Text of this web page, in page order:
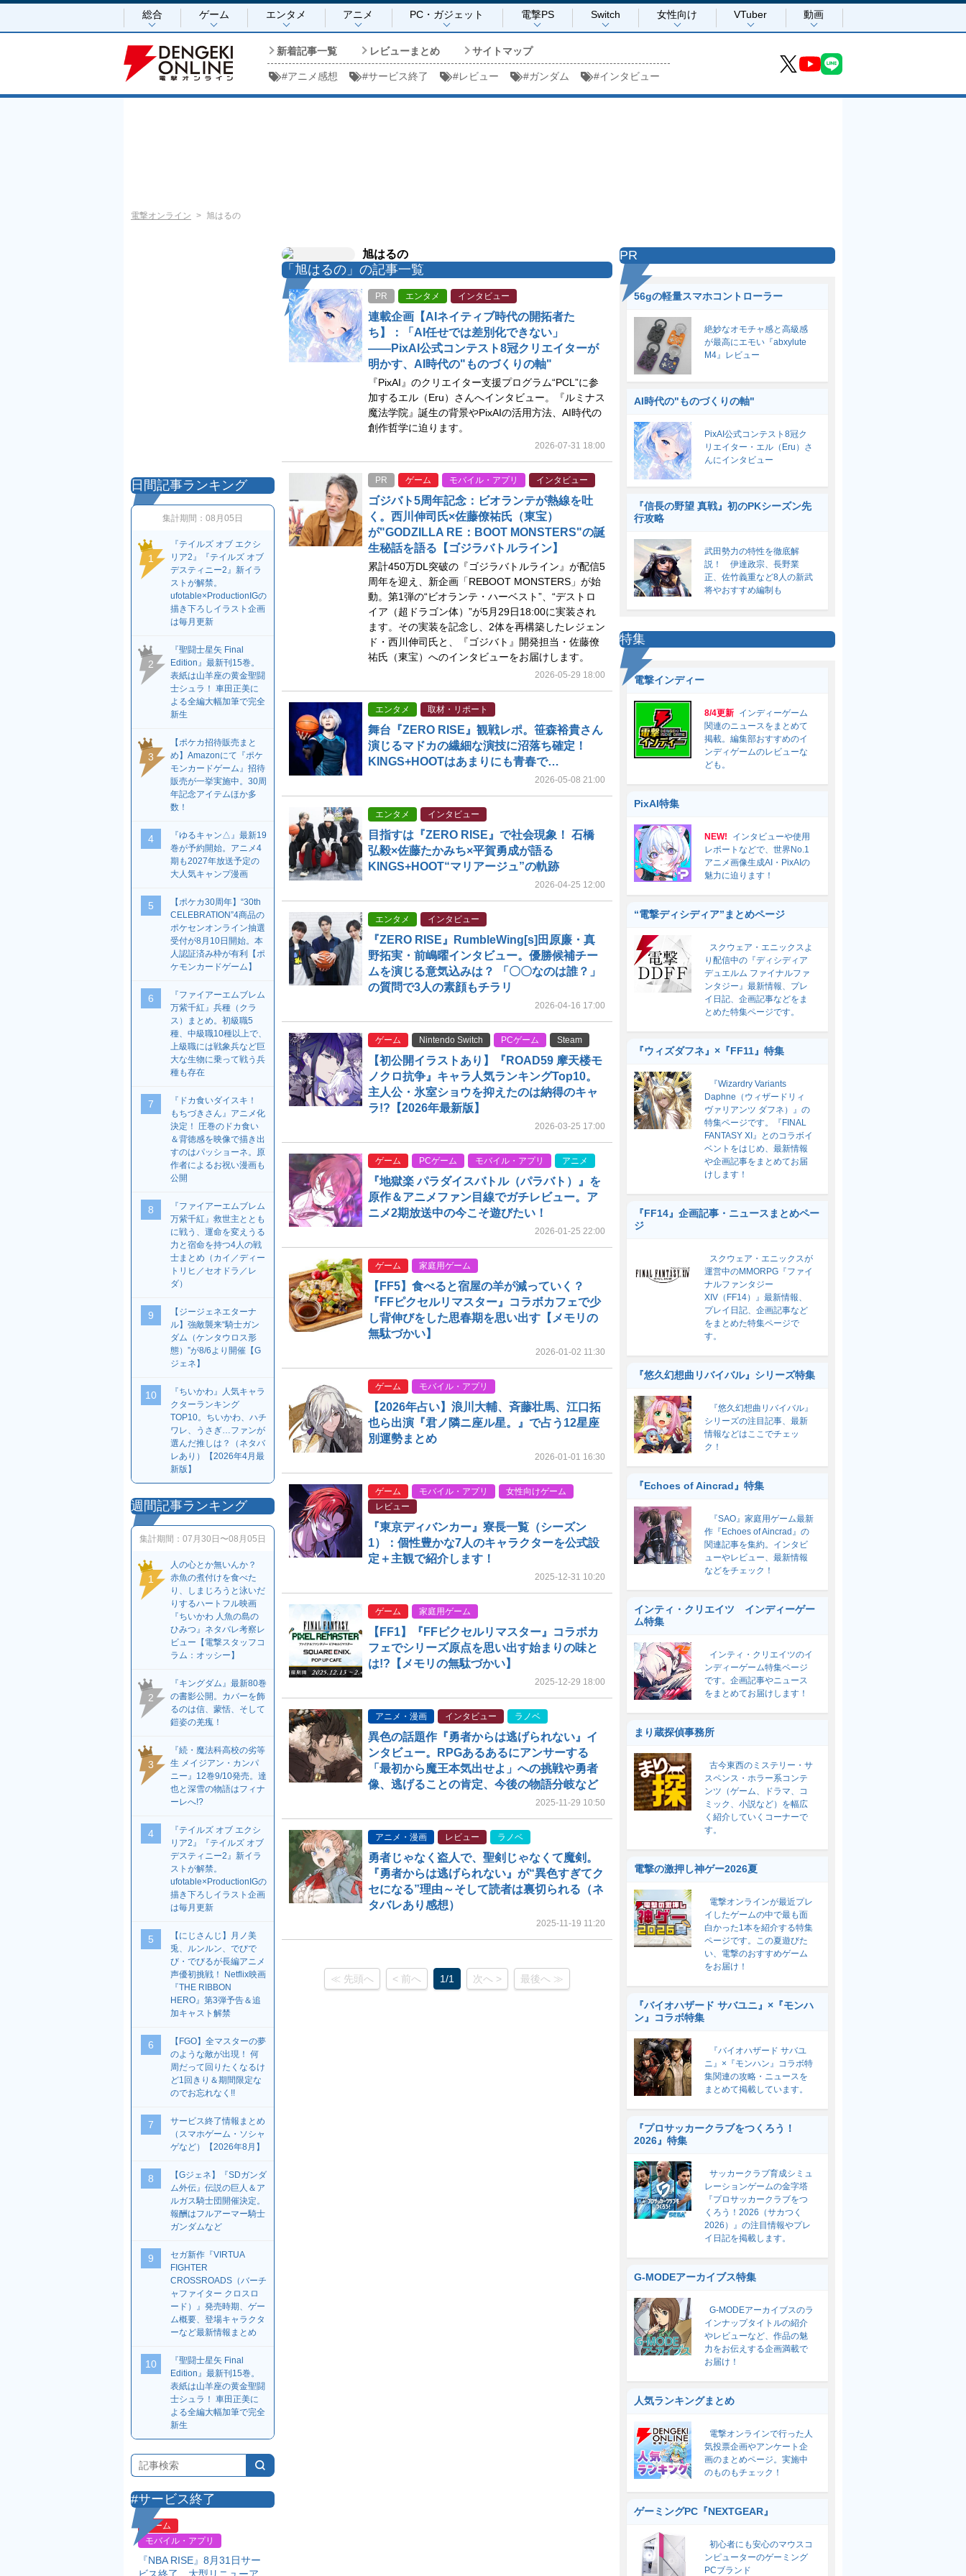
総合 ゲーム エンタメ アニメ PC・ガジェット 電撃PS Switch 女性向け VTuber 動画
新着記事一覧 レビューまとめ サイトマップ
#アニメ感想 #サービス終了 #レビュー #ガンダム #インタビュー
電撃オンライン 旭はるの
旭はるの
「旭はるの」の記事一覧
PR エンタメ インタビュー
連載企画【AIネイティブ時代の開拓者た
ち】：「AI任せでは差別化できない」
――PixAI公式コンテスト8冠クリエイターが
明かす、AI時代の"ものづくりの軸"
『PixAI』のクリエイター支援プログラム“PCL”に参
加するエル（Eru）さんへインタビュー。『ルミナス
魔法学院』誕生の背景やPixAIの活用方法、AI時代の
創作哲学に迫ります。
2026-07-31 18:00
PR ゲーム モバイル・アプリ インタビュー
ゴジバト5周年記念：ビオランテが熱線を吐
く。西川伸司氏×佐藤僚祐氏（東宝）
が"GODZILLA RE：BOOT MONSTERS"の誕
生秘話を語る【ゴジラバトルライン】
累計450万DL突破の『ゴジラバトルライン』が配信5
周年を迎え、新企画「REBOOT MONSTERS」が始
動。第1弾の“ビオランテ・ハーベスト”、“デストロ
イア（超ドラゴン体）”が5月29日18:00に実装され
ます。その実装を記念し、2体を再構築したレジェン
ド・西川伸司氏と、『ゴジバト』開発担当・佐藤僚
祐氏（東宝）へのインタビューをお届けします。
2026-05-29 18:00
エンタメ 取材・リポート
舞台『ZERO RISE』観戦レポ。笹森裕貴さん
演じるマドカの繊細な演技に沼落ち確定！
KINGS+HOOTはあまりにも青春で…
2026-05-08 21:00
エンタメ インタビュー
目指すは『ZERO RISE』で社会現象！ 石橋
弘毅×佐藤たかみち×平賀勇成が語る
KINGS+HOOT“マリアージュ”の軌跡
2026-04-25 12:00
エンタメ インタビュー
『ZERO RISE』RumbleWing[s]田原廉・真
野拓実・前嶋曜インタビュー。優勝候補チー
ムを演じる意気込みは？ 「〇〇なのは誰？」
の質問で3人の素顔もチラリ
2026-04-16 17:00
ゲーム Nintendo Switch PCゲーム Steam
【初公開イラストあり】『ROAD59 摩天楼モ
ノクロ抗争』キャラ人気ランキングTop10。
主人公・氷室ショウを抑えたのは納得のキャ
ラ!?【2026年最新版】
2026-03-25 17:00
ゲーム PCゲーム モバイル・アプリ アニメ
『地獄楽 パラダイスバトル（パラバト）』を
原作＆アニメファン目線でガチレビュー。ア
ニメ2期放送中の今こそ遊びたい！
2026-01-25 22:00
ゲーム 家庭用ゲーム
【FF5】食べると宿屋の羊が減っていく？
『FFピクセルリマスター』コラボカフェで少
し背伸びをした思春期を思い出す【メモリの
無駄づかい】
2026-01-02 11:30
ゲーム モバイル・アプリ
【2026年占い】浪川大輔、斉藤壮馬、江口拓
也ら出演『君ノ隣ニ座ル星。』で占う12星座
別運勢まとめ
2026-01-01 16:30
ゲーム モバイル・アプリ
女性向けゲーム
レビュー
『東京ディバンカー』寮長一覧（シーズン
1）：個性豊かな7人のキャラクターを公式設
定＋主観で紹介します！
2025-12-31 10:20
ゲーム 家庭用ゲーム
【FF1】『FFピクセルリマスター』コラボカ
フェでシリーズ原点を思い出す始まりの味と
は!?【メモリの無駄づかい】
2025-12-29 18:00
アニメ・漫画 インタビュー ラノベ
異色の話題作『勇者からは逃げられない』イ
ンタビュー。RPGあるあるにアンサーする
「最初から魔王本気出せよ」への挑戦や勇者
像、逃げることの肯定、今後の物語分岐など
2025-11-29 10:50
アニメ・漫画 レビュー ラノベ
勇者じゃなく盗人で、聖剣じゃなくて魔剣。
『勇者からは逃げられない』が“異色すぎてク
セになる”理由～そして読者は裏切られる（ネ
タバレあり感想）
2025-11-19 11:20
≪ 先頭へ < 前へ 1/1 次へ > 最後へ ≫
日間記事ランキング
集計期間： 08月05日
1
『テイルズ オブ エクシ
リア2』『テイルズ オブ
デスティニー2』新イラ
ストが解禁。
ufotable×ProductionIGの
描き下ろしイラスト企画
は毎月更新
2
『聖闘士星矢 Final
Edition』最新刊15巻。
表紙は山羊座の黄金聖闘
士シュラ！ 車田正美に
よる全編大幅加筆で完全
新生
3
【ポケカ招待販売まと
め】Amazonにて『ポケ
モンカードゲーム』招待
販売が一挙実施中。30周
年記念アイテムほか多
数！
4
『ゆるキャン△』最新19
巻が予約開始。アニメ4
期も2027年放送予定の
大人気キャンプ漫画
5
【ポケカ30周年】“30th
CELEBRATION”4商品の
ポケセンオンライン抽選
受付が8月10日開始。本
人認証済み枠が有利【ポ
ケモンカードゲーム】
6
『ファイアーエムブレム
万紫千紅』兵種（クラ
ス）まとめ。初級職5
種、中級職10種以上で、
上級職には戦象兵など巨
大な生物に乗って戦う兵
種も存在
7
『ドカ食いダイスキ！
もちづきさん』アニメ化
決定！ 圧巻のドカ食い
＆背徳感を映像で描き出
すのはパッショーネ。原
作者によるお祝い漫画も
公開
8
『ファイアーエムブレム
万紫千紅』救世主ととも
に戦う、運命を変えうる
力と宿命を持つ4人の戦
士まとめ（カイ／ディー
トリヒ／セオドラ／レ
ダ）
9
【ジージェネエターナ
ル】強敵襲来“騎士ガン
ダム（ケンタウロス形
態）”が8/6より開催【G
ジェネ】
10
『ちいかわ』人気キャラ
クターランキング
TOP10。ちいかわ、ハチ
ワレ、うさぎ…ファンが
選んだ推しは？（ネタバ
レあり）【2026年4月最
新版】
週間記事ランキング
集計期間： 07月30日〜08月05日
1
人の心とか無いんか？
赤魚の煮付けを食べた
り、しまじろうと泳いだ
りするハートフル映画
『ちいかわ 人魚の島の
ひみつ』ネタバレ考察レ
ビュー【電撃スタッフコ
ラム：オッシー】
2
『キングダム』最新80巻
の書影公開。カバーを飾
るのは信、蒙恬、そして
鎧姿の羌瘣！
3
『続・魔法科高校の劣等
生 メイジアン・カンパ
ニー』12巻9/10発売。達
也と深雪の物語はフィナ
ーレへ!?
4
『テイルズ オブ エクシ
リア2』『テイルズ オブ
デスティニー2』新イラ
ストが解禁。
ufotable×ProductionIGの
描き下ろしイラスト企画
は毎月更新
5
【にじさんじ】月ノ美
兎、ルンルン、でびで
び・でびるが長編アニメ
声優初挑戦！ Netflix映画
『THE RIBBON
HERO』第3弾予告＆追
加キャスト解禁
6
【FGO】全マスターの夢
のような敵が出現！ 何
周だって回りたくなるけ
ど1回きり＆期間限定な
のでお忘れなく!!
7
サービス終了情報まとめ
（スマホゲーム・ソシャ
ゲなど）【2026年8月】
8
【Gジェネ】『SDガンダ
ム外伝』伝説の巨人＆ア
ルガス騎士団開催決定。
報酬はフルアーマー騎士
ガンダムなど
9
セガ新作『VIRTUA
FIGHTER
CROSSROADS（バーチ
ャファイター クロスロ
ード）』発売時期、ゲー
ム概要、登場キャラクタ
ーなど最新情報まとめ
10
『聖闘士星矢 Final
Edition』最新刊15巻。
表紙は山羊座の黄金聖闘
士シュラ！ 車田正美に
よる全編大幅加筆で完全
新生
#サービス終了
ゲーム
モバイル・アプリ
『NBA RISE』8月31日サー
PR
56gの軽量スマホコントローラー
絶妙なオモチャ感と高級感
が最高にエモい『abxylute
M4』レビュー
AI時代の"ものづくりの軸"
PixAI公式コンテスト8冠ク
リエイター・エル（Eru）さ
んにインタビュー
『信長の野望 真戦』初のPKシーズン先
行攻略
武田勢力の特性を徹底解
説！ 伊達政宗、長野業
正、佐竹義重など8人の新武
将やおすすめ編制も
特集
電撃インディー
8/4更新 インディーゲーム
関連のニュースをまとめて
掲載。編集部おすすめのイ
ンディゲームのレビューな
ども。
PixAI特集
NEW!
インタビューや使用
レポートなどで、世界No.1
アニメ画像生成AI・PixAIの
魅力に迫ります！
“電撃ディシディア”まとめページ
スクウェア・エニックスよ
り配信中の『ディシディア
デュエルム ファイナルファ
ンタジー』最新情報、プレ
イ日記、企画記事などをま
とめた特集ページです。
『ウィズダフネ』×『FF11』特集
『Wizardry Variants
Daphne（ウィザードリィ
ヴァリアンツ ダフネ）』の
特集ページです。『FINAL
FANTASY XI』とのコラボイ
ベントをはじめ、最新情報
や企画記事をまとめてお届
けします！
『FF14』企画記事・ニュースまとめペー
ジ
スクウェア・エニックスが
運営中のMMORPG『ファイ
ナルファンタジー
XIV（FF14）』最新情報、
プレイ日記、企画記事など
をまとめた特集ページで
す。
『悠久幻想曲リバイバル』シリーズ特集
『悠久幻想曲リバイバル』
シリーズの注目記事、最新
情報などはここでチェッ
ク！
『Echoes of Aincrad』特集
『SAO』家庭用ゲーム最新
作『Echoes of Aincrad』の
関連記事を集約。インタビ
ューやレビュー、最新情報
などをチェック！
インティ・クリエイツ インディーゲー
ム特集
インティ・クリエイツのイ
ンディーゲーム特集ページ
です。企画記事やニュース
をまとめてお届けします！
まり蔵探偵事務所
古今東西のミステリー・サ
スペンス・ホラー系コンテ
ンツ（ゲーム、ドラマ、コ
ミック、小説など）を幅広
く紹介していくコーナーで
す。
電撃の激押し神ゲー2026夏
電撃オンラインが最近プレ
イしたゲームの中で最も面
白かった1本を紹介する特集
ページです。この夏遊びた
い、電撃のおすすめゲーム
をお届け！
『バイオハザード サバユニ』×『モンハ
ン』コラボ特集
『バイオハザード サバユ
ニ』×『モンハン』コラボ特
集関連の攻略・ニュースを
まとめて掲載しています。
『プロサッカークラブをつくろう！
2026』特集
サッカークラブ育成シミュ
レーションゲームの金字塔
『プロサッカークラブをつ
くろう！2026（サカつく
2026）』の注目情報やプレ
イ日記を掲載します。
G-MODEアーカイブス特集
G-MODEアーカイブスのラ
インナップタイトルの紹介
やレビューなど、作品の魅
力をお伝えする企画満載で
お届け！
人気ランキングまとめ
電撃オンラインで行った人
気投票企画やアンケート企
画のまとめページ。実施中
のものもチェック！
ゲーミングPC『NEXTGEAR』
初心者にも安心のマウスコ
ンピューターのゲーミング
PCブランド